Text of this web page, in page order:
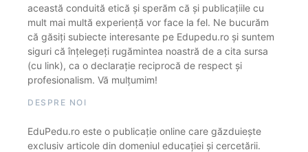
această conduită etică și sperăm că și publicațiile cu
mult mai multă experiență vor face la fel. Ne bucurăm
că găsiți subiecte interesante pe Edupedu.ro și suntem
siguri că înțelegeți rugămintea noastră de a cita sursa
(cu link), ca o declarație reciprocă de respect și
profesionalism. Vă mulțumim!
DESPRE NOI
EduPedu.ro este o publicație online care găzduiește
exclusiv articole din domeniul educației și cercetării.